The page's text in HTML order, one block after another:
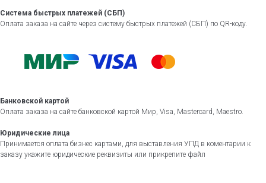
Система быстрых платежей (СБП)
Оплата заказа на сайте через систему быстрых платежей (СБП) по QR-коду.
Банковской картой
Оплата заказа на сайте банковской картой Мир, Visa, Mastercard, Maestro.
Юридические лица
Принимается оплата бизнес картами, для выставления УПД в коментарии к
заказу укажите юридические реквизиты или прикрепите файл